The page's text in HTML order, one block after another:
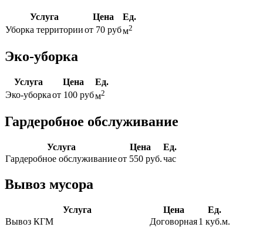
Услуга Цена
Ед.
Уборка территорииот 70 рубм2
Эко-уборка
Услуга Цена
Ед.
Эко-уборкаот 100 рубм2
Гардеробное обслуживание
Услуга Цена
Ед.
Гардеробное обслуживаниеот 550 руб.час
Вывоз мусора
Услуга Цена
Ед.
Вывоз КГМ
Договорная1 куб.м.